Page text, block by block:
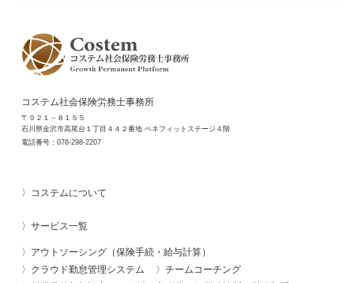
コステム社会保険労務士事務所
〒９２１－８１５５
石川県金沢市高尾台１丁目４４２番地 ベネフィットステージ４階
電話番号： 076-298-2207
コステムについて
サービス一覧
アウトソーシング（保険手続・給与計算）
クラウド勤怠管理システム
チームコーチング